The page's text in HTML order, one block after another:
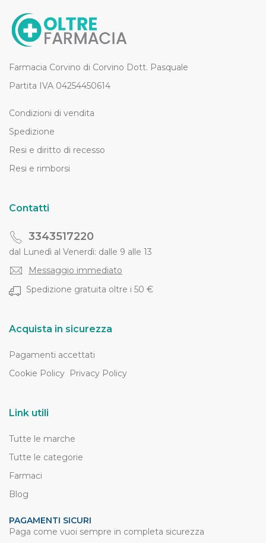
Farmacia Corvino di Corvino Dott. Pasquale
Partita IVA 04254450614
Condizioni di vendita
Spedizione
Resi e diritto di recesso
Resi e rimborsi
Contatti
3343517220
dal Lunedì al Venerdì: dalle 9 alle 13
Messaggio immediato
Spedizione gratuita oltre i 50 €
Acquista in sicurezza
Pagamenti accettati
Cookie Policy Privacy Policy
Link utili
Tutte le marche
Tutte le categorie
Farmaci
Blog
PAGAMENTI SICURI
Paga come vuoi sempre in completa sicurezza